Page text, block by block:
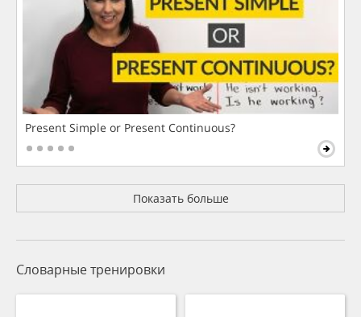
Present Simple or Present Continuous?
Показать больше
Словарные тренировки